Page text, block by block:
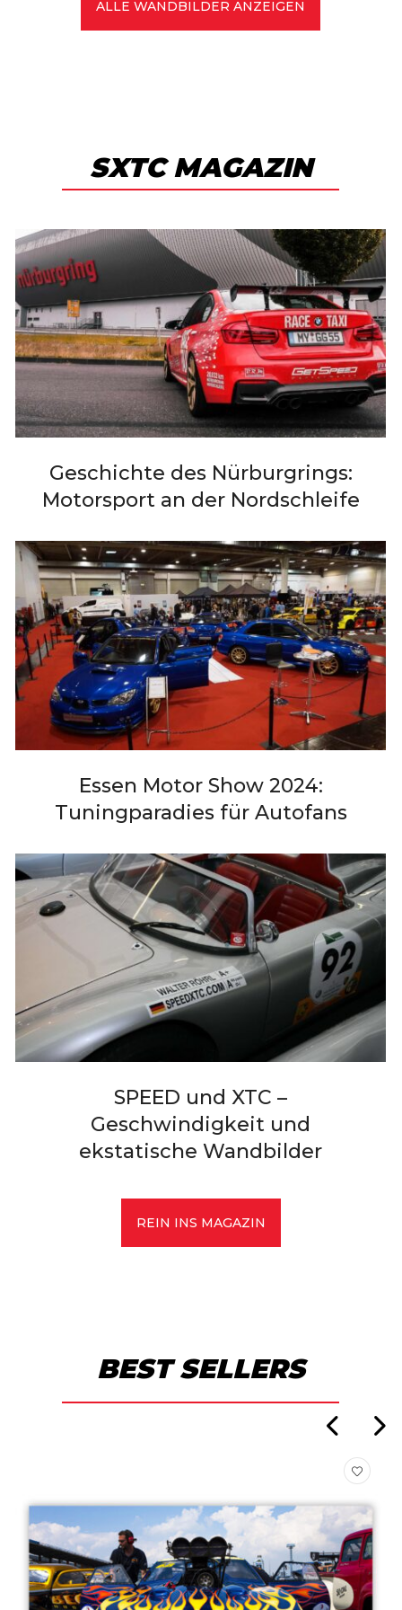
ALLE WANDBILDER ANZEIGEN
SXTC MAGAZIN
Geschichte des Nürburgrings:
Motorsport an der Nordschleife
Essen Motor Show 2024:
Tuningparadies für Autofans
SPEED und XTC –
Geschwindigkeit und
ekstatische Wandbilder
REIN INS MAGAZIN
BEST SELLERS